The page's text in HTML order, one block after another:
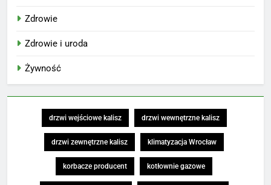
Zdrowie
Zdrowie i uroda
Żywność
drzwi wejściowe kalisz drzwi wewnętrzne kalisz
drzwi zewnętrzne kalisz klimatyzacja Wrocław
korbacze producent kotłownie gazowe